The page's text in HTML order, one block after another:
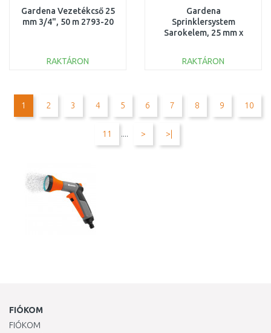
Gardena Vezetékcső 25
mm 3/4", 50 m 2793-20
RAKTÁRON
Összehasonlítás
Gardena
Sprinklersystem
Sarokelem, 25 mm x
2782-20
RAKTÁRON
Összehasonlítás
1 2 3 4 5 6 7 8 9 10
11 .... > >|
FIÓKOM
FIÓKOM